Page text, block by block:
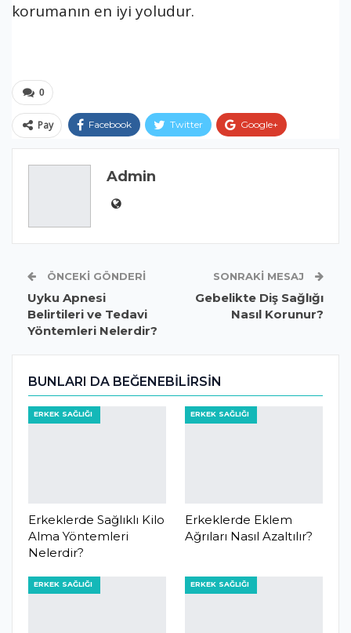
korumanın en iyi yoludur.
0
Pay Facebook Twitter Google+
Admin
ÖNCEKI GÖNDERI
Uyku Apnesi
Belirtileri ve Tedavi
Yöntemleri Nelerdir?
SONRAKI MESAJ
Gebelikte Diş Sağlığı
Nasıl Korunur?
BUNLARI DA BEĞENEBILIRSIN
ERKEK SAĞLIĞI
Erkeklerde Sağlıklı Kilo
Alma Yöntemleri
Nelerdir?
ERKEK SAĞLIĞI
Erkeklerde Eklem
Ağrıları Nasıl Azaltılır?
ERKEK SAĞLIĞI ERKEK SAĞLIĞI